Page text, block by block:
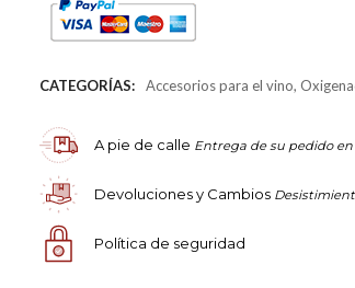
CATEGORÍAS: Accesorios para el vino,
A pie de calle Entrega de su pedido en
Devoluciones y Cambios
Política de seguridad